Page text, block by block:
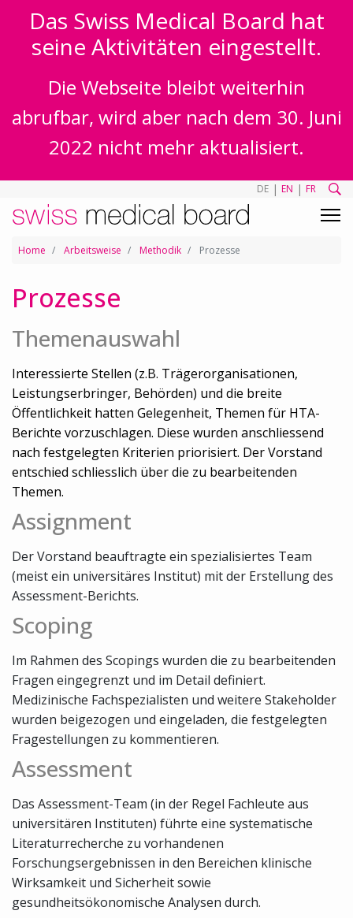
Das Swiss Medical Board hat
seine Aktivitäten eingestellt.
Die Webseite bleibt weiterhin
abrufbar, wird aber nach dem 30. Juni
2022 nicht mehr aktualisiert.
DE | EN | FR
Home Arbeitsweise Methodik Prozesse
Prozesse
Themenauswahl
Interessierte Stellen (z.B. Trägerorganisationen,
Leistungserbringer, Behörden) und die breite
Öffentlichkeit hatten Gelegenheit, Themen für HTA-
Berichte vorzuschlagen. Diese wurden anschliessend
nach festgelegten Kriterien priorisiert. Der Vorstand
entschied schliesslich über die zu bearbeitenden
Themen.
Assignment
Der Vorstand beauftragte ein spezialisiertes Team
(meist ein universitäres Institut) mit der Erstellung des
Assessment-Berichts.
Scoping
Im Rahmen des Scopings wurden die zu bearbeitenden
Fragen eingegrenzt und im Detail definiert.
Medizinische Fachspezialisten und weitere Stakeholder
wurden beigezogen und eingeladen, die festgelegten
Fragestellungen zu kommentieren.
Assessment
Das Assessment-Team (in der Regel Fachleute aus
universitären Instituten) führte eine systematische
Literaturrecherche zu vorhandenen
Forschungsergebnissen in den Bereichen klinische
Wirksamkeit und Sicherheit sowie
gesundheitsökonomische Analysen durch.